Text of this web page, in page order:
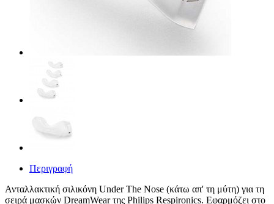
Περιγραφή
Ανταλλακτική σιλικόνη Under The Nose (κάτω απ' τη μύτη) για τη
σειρά μασκών DreamWear της Philips Respironics. Εφαρμόζει στο